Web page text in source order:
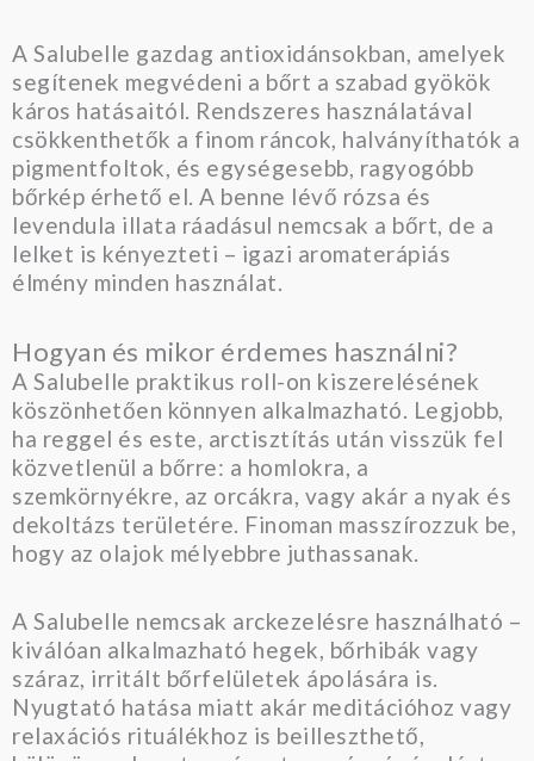
A Salubelle gazdag antioxidánsokban, amelyek
segítenek megvédeni a bőrt a szabad gyökök
káros hatásaitól. Rendszeres használatával
csökkenthetők a finom ráncok, halványíthatók a
pigmentfoltok, és egységesebb, ragyogóbb
bőrkép érhető el. A benne lévő rózsa és
levendula illata ráadásul nemcsak a bőrt, de a
lelket is kényezteti – igazi aromaterápiás
élmény minden használat.
Hogyan és mikor érdemes használni?
A Salubelle praktikus roll-on kiszerelésének
köszönhetően könnyen alkalmazható. Legjobb,
ha reggel és este, arctisztítás után visszük fel
közvetlenül a bőrre: a homlokra, a
szemkörnyékre, az orcákra, vagy akár a nyak és
dekoltázs területére. Finoman masszírozzuk be,
hogy az olajok mélyebbre juthassanak.
A Salubelle nemcsak arckezelésre használható –
kiválóan alkalmazható hegek, bőrhibák vagy
száraz, irritált bőrfelületek ápolására is.
Nyugtató hatása miatt akár meditációhoz vagy
relaxációs rituálékhoz is beilleszthető,